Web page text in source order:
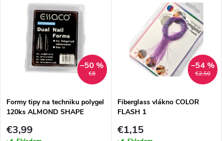
e
p
Najpredávanejšie
Abecedne
s
p
€8
–50 %
Formy tipy na techniku polygel
120ks ALMOND SHAPE
€3,99
€2,50
–54 %
Fiberglass vlákno COLOR
FLASH 1
€1,15